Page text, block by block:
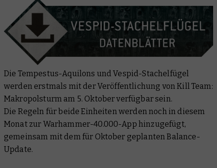
Die Tempestus-Aquilons und Vespid-Stachelfügel
werden erstmals mit der Veröffentlichung von Kill Team:
Makropolsturm am 5. Oktober verfügbar sein.
Die Regeln für beide Einheiten werden noch in diesem
Monat zur Warhammer-40.000-App hinzugefügt,
gemeinsam mit dem für Oktober geplanten Balance-
Update.